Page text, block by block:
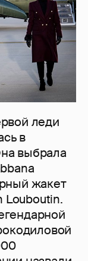
леди
в
выбрала
жакет
Louboutin.